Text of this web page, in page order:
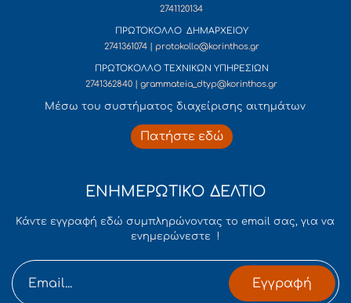
2741120134
ΠΡΩΤΟΚΟΛΛΟ ΔΗΜΑΡΧΕΙΟΥ
2741361074 | protokollo@korinthos.gr
ΠΡΩΤΟΚΟΛΛΟ ΤΕΧΝΙΚΩΝ ΥΠΗΡΕΣΙΩΝ
2741362840 | grammateia_dtyp@korinthos.gr
Mέσω του συστήματος διαχείρισης αιτημάτων
Πατήστε εδώ
ΕΝΗΜΕΡΩΤΙΚΟ ΔΕΛΤΙΟ
Κάντε εγγραφή εδώ συμπληρώνοντας το email σας, για να
ενημερώνεστε !
Εγγραφή